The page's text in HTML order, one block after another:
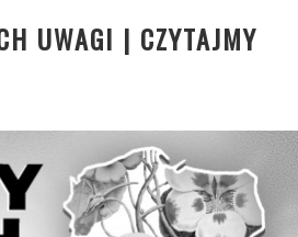
UWAGI | CZYTAJMY